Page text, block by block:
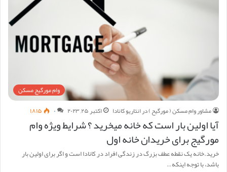
وام مورگیج مسکن
مشاور وام مسکن ( مورگیح ) در انتاریو کانادا
اکتبر ۲۵, ۲۰۲۳ ۰ ۱,۸۱۵
آیا اولین بار است که خانه میخرید ؟ شرایط ویژه وام
مورگیج برای خریدان خانه اول
خرید.خانه یک نقطه عطف بزرگ در زندگی افراد در کانادا است و اگر برای اولین بار
باشد، با توجه اینکه…